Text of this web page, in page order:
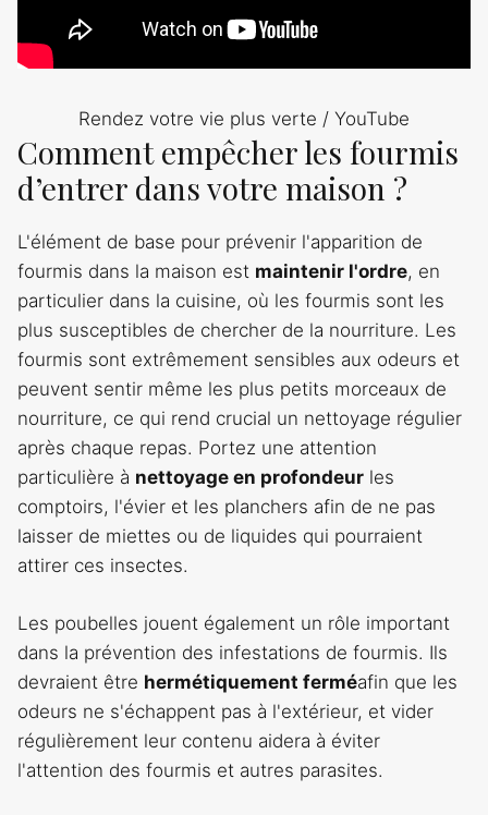
Rendez votre vie plus verte / YouTube
Comment empêcher les fourmis
d’entrer dans votre maison ?
L'élément de base pour prévenir l'apparition de
fourmis dans la maison est maintenir l'ordre, en
particulier dans la cuisine, où les fourmis sont les
plus susceptibles de chercher de la nourriture. Les
fourmis sont extrêmement sensibles aux odeurs et
peuvent sentir même les plus petits morceaux de
nourriture, ce qui rend crucial un nettoyage régulier
après chaque repas. Portez une attention
particulière à nettoyage en profondeur les
comptoirs, l'évier et les planchers afin de ne pas
laisser de miettes ou de liquides qui pourraient
attirer ces insectes.
Les poubelles jouent également un rôle important
dans la prévention des infestations de fourmis. Ils
devraient être hermétiquement ferméafin que les
odeurs ne s'échappent pas à l'extérieur, et vider
régulièrement leur contenu aidera à éviter
l'attention des fourmis et autres parasites.